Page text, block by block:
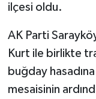
ilçesi oldu.
AK Parti
Kurt ile birlikte
buğday
mesaisinin